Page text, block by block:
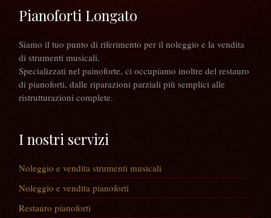
Pianoforti Longato
Siamo il tuo punto di riferimento per il noleggio e la vendita
di strumenti musicali.
Specializzati nel painoforte, ci occupiamo inoltre del restauro
di pianoforti, dalle riparazioni parziali più semplici alle
ristrutturazioni complete.
I nostri servizi
Noleggio e vendita strumenti musicali
Noleggio e vendita pianoforti
Restauro pianoforti